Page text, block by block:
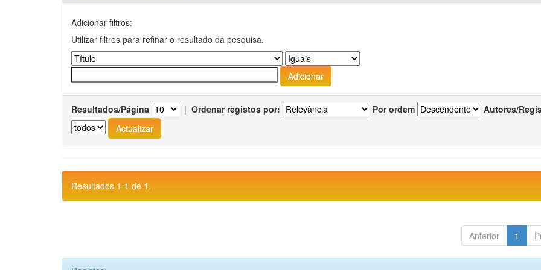
Adicionar filtros:
Utilizar filtros para refinar o resultado da pesquisa.
Resultados/Página | Ordenar registos por: Por ordem Autores/
Resultados 1-1 de 1.
Anterior 1